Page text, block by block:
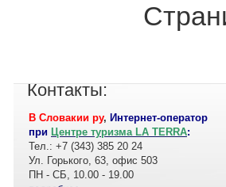
Контакты:
В Словакии ру, Интернет-оператор
при Центре туризма LA TERRA:
Тел.: +7 (343) 385 20 24
Ул. Горького, 63, офис 503
ПН - СБ, 10.00 - 19.00